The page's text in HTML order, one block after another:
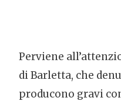
Perviene
di Barletta, che
producono gravi